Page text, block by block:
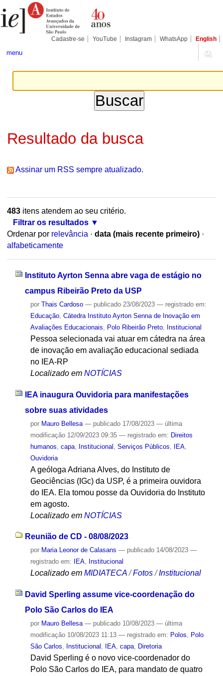
para
conteúdo.
Pessoais
Cadastre-se YouTube Instagram WhatsApp English
menu
Resultado da busca
Assinar um RSS sempre atualizado.
483itens atendem ao seu critério.
Filtrar os resultados
Ordenar por relevância · data (mais recente primeiro) ·
alfabeticamente
Instituto Ayrton Senna abre vaga de estágio no
campus Ribeirão Preto da USP
por Thais Cardoso — publicado23/08/2023 — registrado em:
Educação, Cátedra Instituto Ayrton Senna de Inovação em
Avaliações Educacionais
Polo Ribeirão Preto, Institucional
Pessoa selecionada vai atuar em cátedra na área
de inovação em avaliação educacional sediada
no IEA-RP
Localizado em NOTÍCIAS
IEA inaugura Ouvidoria para manifestações
sobre suas atividades
por Mauro Bellesa — publicado17/08/2023 — última
modificação12/09/2023 09:35 — registrado em: Direitos
humanos capa, Institucional Serviços Públicos IEA,
Ouvidoria
A geóloga Adriana Alves, do Instituto de
Geociências (IGc) da USP, é a primeira ouvidora
do IEA. Ela tomou posse da Ouvidoria do Instituto
em agosto.
Localizado em NOTÍCIAS
Reunião de CD - 08/08/2023
por Maria Leonor de Calasans — publicado14/08/2023 —
registrado em:
IEA, Institucional
Localizado em MIDIATECA /Fotos /Institucional
David Sperling assume vice-coordenação do
Polo São Carlos do IEA
por Mauro Bellesa — publicado10/08/2023 — última
modificação10/08/2023 11:13 — registrado em: Polos, Polo
São Carlos, Institucional , IEA, capa, Diretoria
David Sperling é o novo vice-coordenador do
Polo São Carlos do IEA, para mandato de quatro